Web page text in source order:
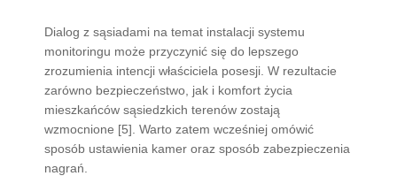
Dialog z sąsiadami na temat instalacji systemu
monitoringu może przyczynić się do lepszego
zrozumienia intencji właściciela posesji. W rezultacie
zarówno bezpieczeństwo, jak i komfort życia
mieszkańców sąsiedzkich terenów zostają
wzmocnione [5]. Warto zatem wcześniej omówić
sposób ustawienia kamer oraz sposób zabezpieczenia
nagrań.